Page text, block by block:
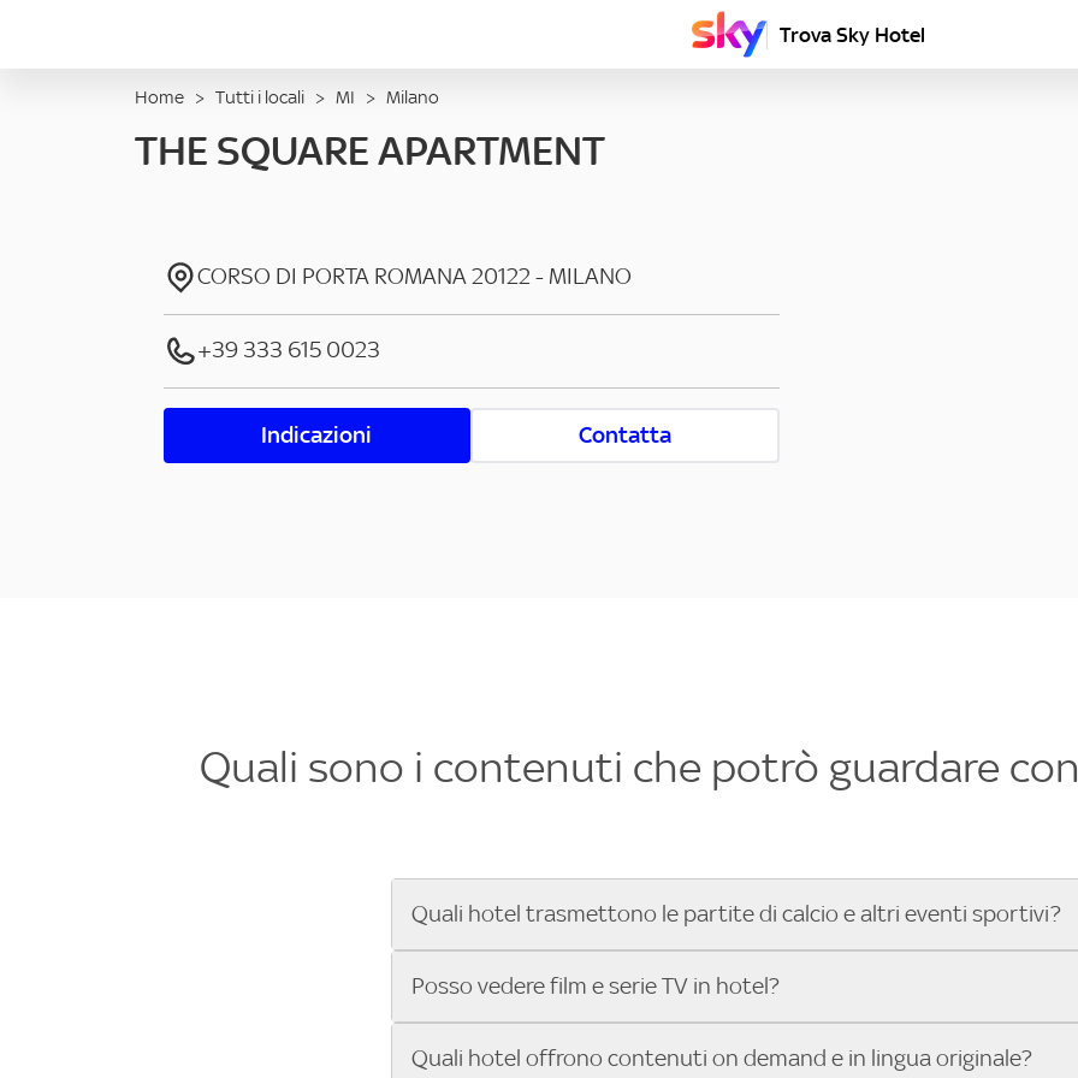
Trova Sky Hotel
Home > Tutti i locali > MI > Milano
THE SQUARE APARTMENT
CORSO DI PORTA ROMANA20122- MILANO
+39 333 615 0023
Indicazioni Contatta
Quali sono i contenuti che potrò guardare
Quali hotel trasmettono le partite di calcio e altri eventi sportivi?
Se cerchi un hotel dove poter vedere le partite di Serie A, UEFA Champions
che trasmette gli eventi sportivi.
Posso vedere film e serie TV in hotel?
Sì, gli hotel che hanno Sky in camera offrono una vasta selezione di film
Quali hotel offrono contenuti on demand e in lingua originale?